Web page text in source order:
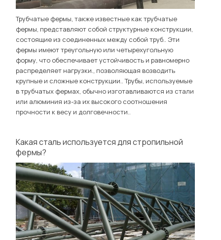
Трубчатые фермы, также известные как трубчатые
фермы, представляют собой структурные конструкции,
состоящие из соединенных между собой труб.. Эти
фермы имеют треугольную или четырехугольную
форму, что обеспечивает устойчивость и равномерно
распределяет нагрузки., позволяющая возводить
крупные и сложные конструкции.. Трубы, используемые
в трубчатых фермах, обычно изготавливаются из стали
или алюминия из-за их высокого соотношения
прочности к весу и долговечности..
Какая сталь используется для стропильной
фермы?